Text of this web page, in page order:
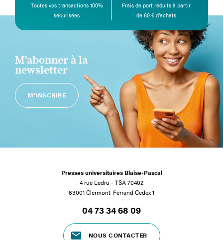
Toutes vos transactions 100%
sécurisées
Frais de port réduits à partir
de 60 € d’achats
M'abonner à la
newsletter
M'INSCRIRE
Presses universitaires Blaise-Pascal
4 rue Ledru - TSA 70402
63001 Clermont-Ferrand Cedex 1
04 73 34 68 09
NOUS CONTACTER